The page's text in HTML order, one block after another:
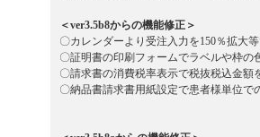
＜ver3.5b8からの機能修正＞
〇カレンダーより受注入力を150％拡大
〇証明書の印刷フォームでラベルや枠
〇請求書の消費税率表示で税抜税込金額
〇納品書請求書用紙設定で患者様単位